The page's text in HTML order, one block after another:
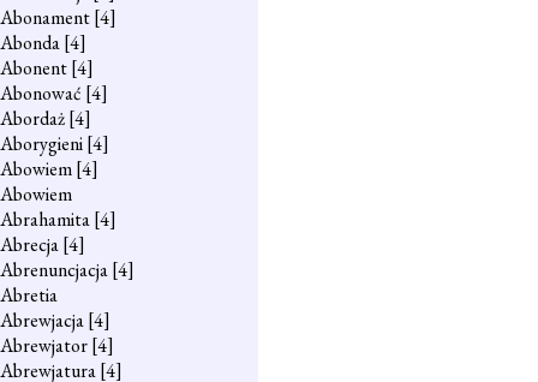
Abonament[4]
Abonda[4]
Abonent[4]
Abonować [4]
Abordaż[4]
Aborygieni[4]
Abowiem[4]
Abowiem
Abrahamita[4]
Abrecja[4]
Abrenuncjacja[4]
Abretia
Abrewjacja[4]
Abrewjator[4]
Abrewjatura[4]